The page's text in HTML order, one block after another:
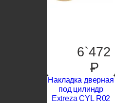
6`472
P
Накладка дверная
под цилиндр
Extreza CYL R02